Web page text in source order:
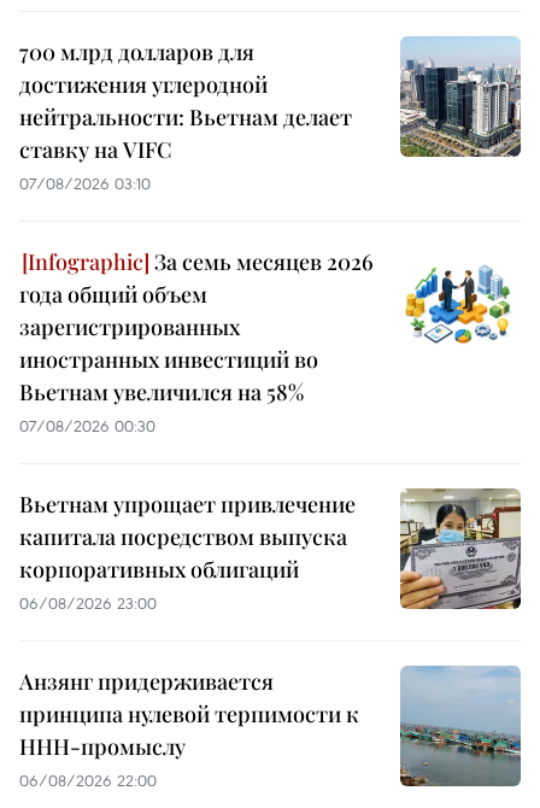
700 млрд долларов для
достижения углеродной
нейтральности: Вьетнам делает
ставку на VIFC
07/08/2026 03:10
За семь месяцев 2026
года общий объем
зарегистрированных
иностранных инвестиций во
Вьетнам увеличился на 58%
07/08/2026 00:30
Вьетнам упрощает привлечение
капитала посредством выпуска
корпоративных облигаций
06/08/2026 23:00
Анзянг придерживается
принципа нулевой терпимости к
ННН-промыслу
06/08/2026 22:00